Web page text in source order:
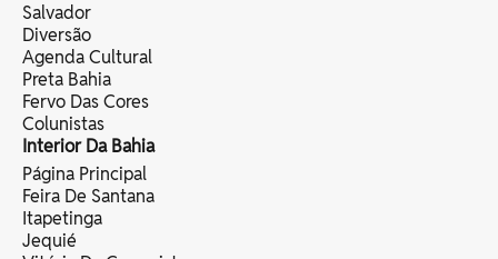
Salvador
Diversão
Agenda Cultural
Preta Bahia
Fervo Das Cores
Colunistas
Interior Da Bahia
Página Principal
Feira De Santana
Itapetinga
Jequié